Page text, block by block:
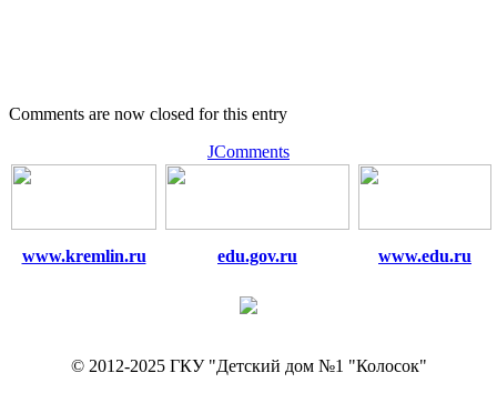
Comments are now closed for this entry
JComments
www.kremlin.ru edu.gov.ru www.edu.ru
© 2012-2025 ГКУ "Детский дом №1 "Колосок"